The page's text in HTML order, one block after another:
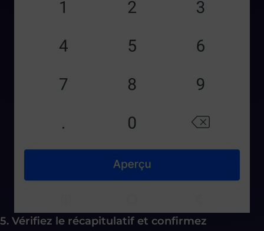
5. Vérifiez le récapitulatif et confirmez